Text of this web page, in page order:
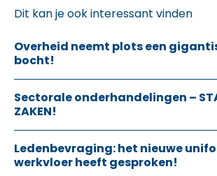
Dit kan je ook interessant vinden
Overheid neemt plots een
bocht!
Sectorale onderhandelingen –
ZAKEN!
Ledenbevraging: het nieuwe
werkvloer heeft gesproken!